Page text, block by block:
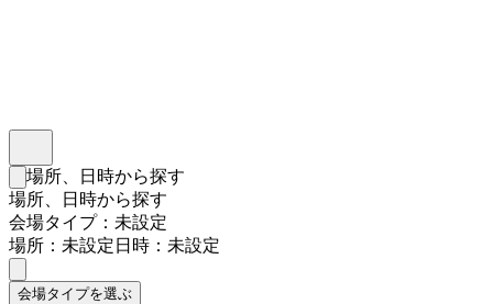
検索フォームを閉じる
場所、日時から探す
場所、日時から探す
会場タイプ：未設定
場所：未設定日時：未設定
会場タイプを選ぶ